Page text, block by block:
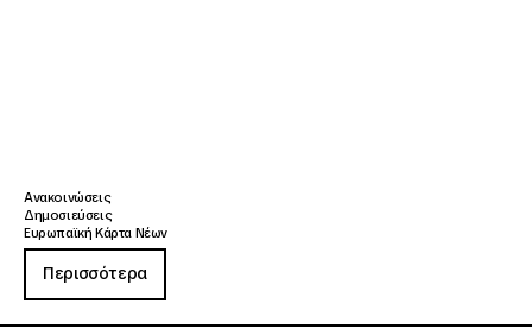
Ανακοινώσεις
Δημοσιεύσεις
Ευρωπαϊκή Κάρτα Νέων
Περισσότερα